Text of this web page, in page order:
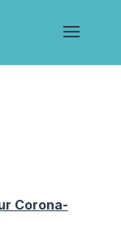
Corona-